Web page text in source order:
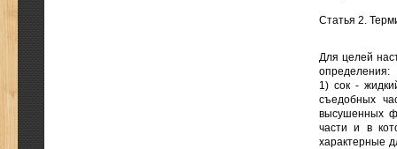
Статья 2.
Для целей
определения:
1) сок -
съедобных
высушенных
части и в
характерные